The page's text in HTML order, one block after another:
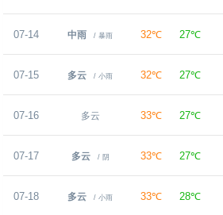
07-14 中雨 / 暴雨 32℃ 27℃
07-15 多云 / 小雨 32℃ 27℃
07-16 多云 33℃ 27℃
07-17 多云 / 阴 33℃ 27℃
07-18 多云 / 小雨 33℃ 28℃